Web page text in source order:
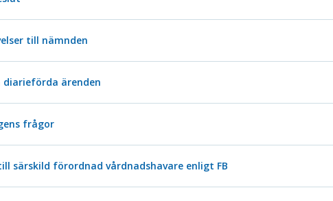
till nämnden
ärenden
frågor
särskild förordnad vårdnadshavare enligt FB